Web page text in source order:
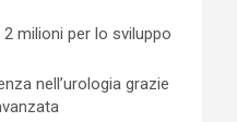
milioni per lo sviluppo
nell’urologia grazie